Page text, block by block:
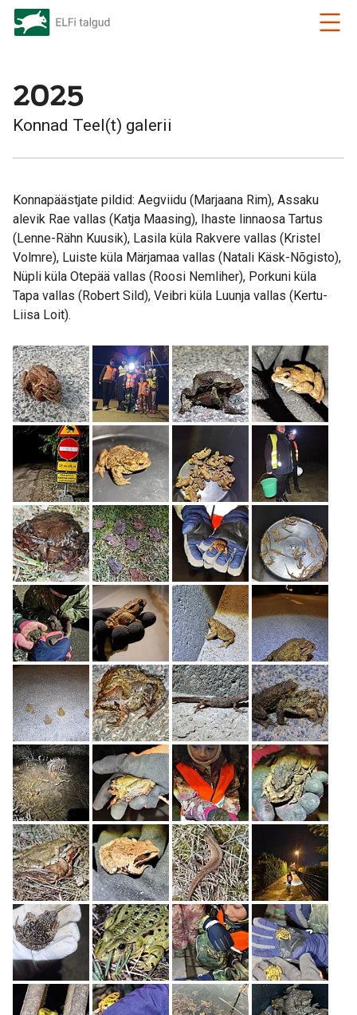
2025
Konnad Teel(t) galerii
Konnapäästjate pildid: Aegviidu (Marjaana Rim), Assaku
alevik Rae vallas (Katja Maasing), Ihaste linnaosa Tartus
(Lenne-Rähn Kuusik), Lasila küla Rakvere vallas (Kristel
Volmre), Luiste küla Märjamaa vallas (Natali Käsk-Nõgisto),
Nüpli küla Otepää vallas (Roosi Nemliher), Porkuni küla
Tapa vallas (Robert Sild), Veibri küla Luunja vallas (Kertu-
Liisa Loit).